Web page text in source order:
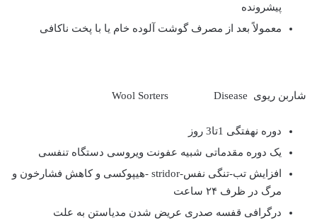
پیشرونده
معمولاً بعد از مصرف گوشت آلوده خام یا با پخت ناکافی
شاربن ریوی Wool Sorters Disease
دوره نهفتگی 1تا3 روز
یک دوره مقدماتی شبیه عفونت ویروسی دستگاه تنفسی
افزایش تب-تنگی نفس-stridor -هیپوکسی و کاهش فشارخون و
مرگ در ظرف ۲۴ ساعت
درگرافی قفسه صدری عریض شدن مدیاستن به علت